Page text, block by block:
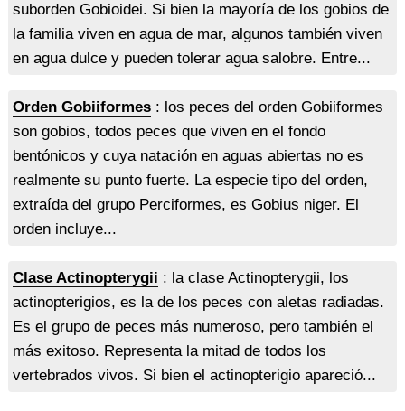
suborden Gobioidei. Si bien la mayoría de los gobios de
la familia viven en agua de mar, algunos también viven
en agua dulce y pueden tolerar agua salobre. Entre...
Orden Gobiiformes: los peces del orden Gobiiformes
son gobios, todos peces que viven en el fondo
bentónicos y cuya natación en aguas abiertas no es
realmente su punto fuerte. La especie tipo del orden,
extraída del grupo Perciformes, es Gobius niger. El
orden incluye...
Clase Actinopterygii : la clase Actinopterygii, los
actinopterigios, es la de los peces con aletas radiadas.
Es el grupo de peces más numeroso, pero también el
más exitoso. Representa la mitad de todos los
vertebrados vivos. Si bien el actinopterigio apareció...